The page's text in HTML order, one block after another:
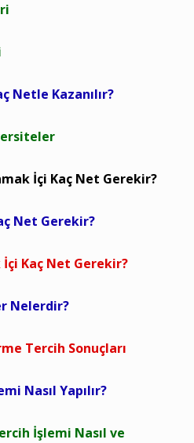
Netle Kazanılır?
İçi Kaç Net Gerekir?
Net Gerekir?
İçi Kaç Net Gerekir?
Nelerdir?
Tercih Sonuçları
Nasıl Yapılır?
İşlemi Nasıl ve